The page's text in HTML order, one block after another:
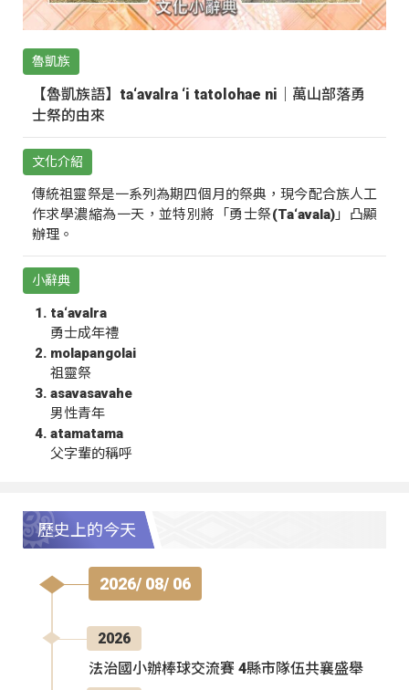
魯凱族
【魯凱族語】ta‘avalra ‘i tatolohae ni｜萬山部落勇
士祭的由來
文化介紹
傳統祖靈祭是一系列為期四個月的祭典，現今配合族人工
作求學濃縮為一天，並特別將「勇士祭(Ta‘avala)」凸顯
辦理。
小辭典
ta‘avalra
勇士成年禮
molapangolai
祖靈祭
asavasavahe
男性青年
atamatama
父字輩的稱呼
歷史上的今天
2026/ 08/ 06
2026
法治國小辦棒球交流賽 4縣市隊伍共襄盛舉